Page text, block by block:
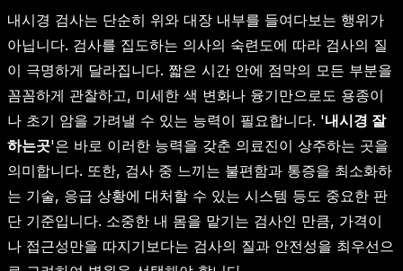
내시경 검사는 단순히 위와 대장 내부를 들여다보는 행위가
아닙니다. 검사를 집도하는 의사의 숙련도에 따라 검사의 질
이 극명하게 달라집니다. 짧은 시간 안에 점막의 모든 부분을
꼼꼼하게 관찰하고, 미세한 색 변화나 융기만으로도 용종이
나 초기 암을 가려낼 수 있는 능력이 필요합니다. '내시경 잘
하는곳'은 바로 이러한 능력을 갖춘 의료진이 상주하는 곳을
의미합니다. 또한, 검사 중 느끼는 불편함과 통증을 최소화하
는 기술, 응급 상황에 대처할 수 있는 시스템 등도 중요한 판
단 기준입니다. 소중한 내 몸을 맡기는 검사인 만큼, 가격이
나 접근성만을 따지기보다는 검사의 질과 안전성을 최우선으